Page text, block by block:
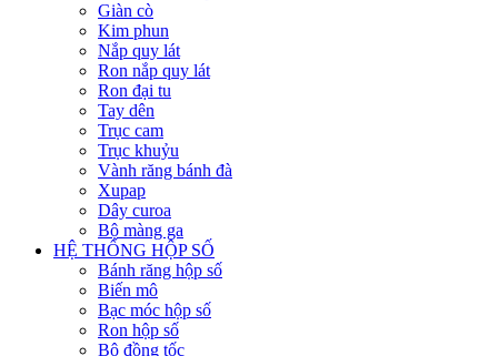
Giàn cò
Kim phun
Nắp quy lát
Ron nắp quy lát
Ron đại tu
Tay dên
Trục cam
Trục khuỷu
Vành răng bánh đà
Xupap
Dây curoa
Bộ màng ga
HỆ THỐNG HỘP SỐ
Bánh răng hộp số
Biến mô
Bạc móc hộp số
Ron hộp số
Bộ đồng tốc